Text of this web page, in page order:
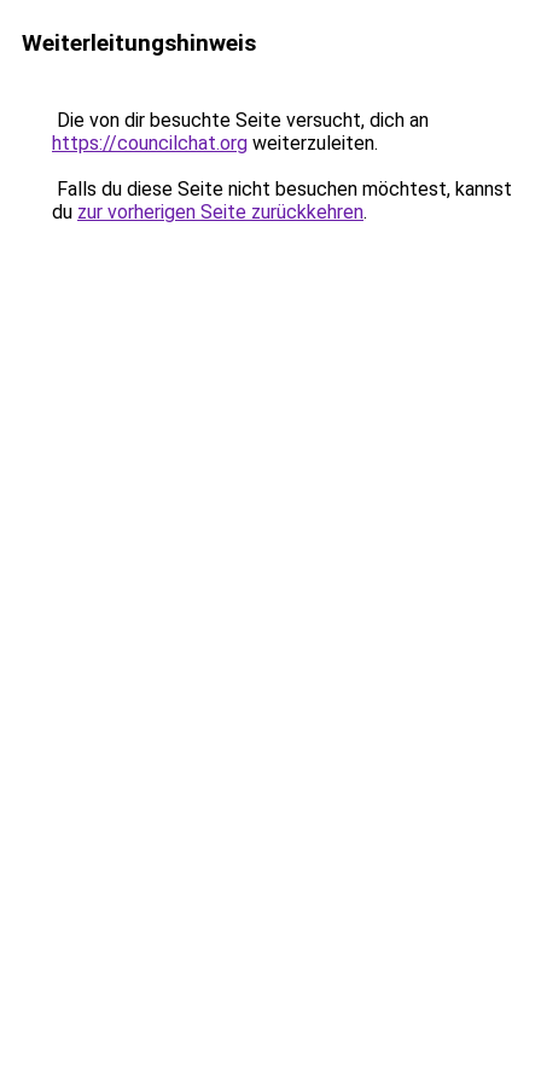
Weiterleitungshinweis
Die von dir besuchte Seite versucht, dich an
https://councilchat.org weiterzuleiten.
Falls du diese Seite nicht besuchen möchtest, kannst
du zur vorherigen Seite zurückkehren.